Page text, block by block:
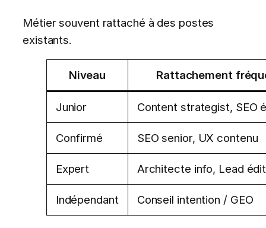
Métier souvent rattaché à des postes
existants.
Niveau Rattachement
Junior Content strategist, SEO
Confirmé SEO senior, UX contenu
Expert Architecte info, Lead
Indépendant Conseil intention / GEO